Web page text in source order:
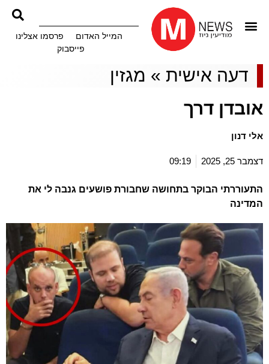
המייל האדום
פרסמו אצלינו
פייסבוק
דעה אישית» מגזין
אובדן דרך
אלי דנון
דצמבר 25, 2025 09:19
התעוררתי הבוקר בתחושה שחבורת פושעים גנבה לי את
המדינה